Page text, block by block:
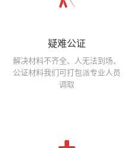
疑难公证
解决材料不齐全、人无法到场、
公证材料我们可打包派专业人员
调取